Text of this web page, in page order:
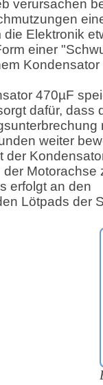
verursachen
die Elektronik
einer
Kondensator
470µF
dafür, dass
weiter
der
der Motorachse
erfolgt an den
Lötpads der